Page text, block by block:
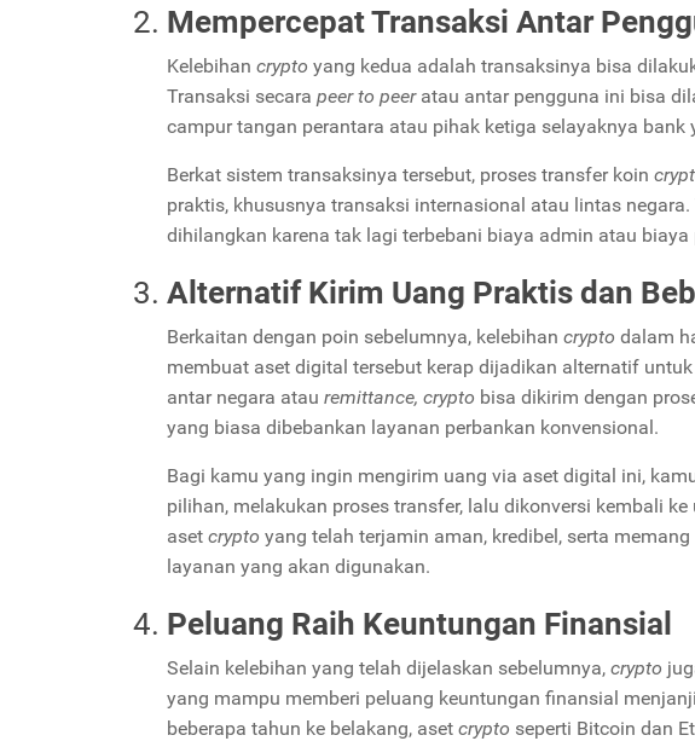
Mempercepat Transaksi Antar
Kelebihan crypto yang kedua adalah transaksinya bisa
Transaksi secara peer to peer atau antar pengguna ini bisa
campur tangan perantara atau pihak ketiga selayaknya
Berkat sistem transaksinya tersebut, proses transfer koin
praktis, khususnya transaksi internasional atau lintas
dihilangkan karena tak lagi terbebani biaya admin atau biaya
Alternatif Kirim Uang Praktis dan
Berkaitan dengan poin sebelumnya, kelebihan crypto dalam
membuat aset digital tersebut kerap dijadikan alternatif
antar negara atau remittance, crypto bisa dikirim dengan
yang biasa dibebankan layanan perbankan konvensional.
Bagi kamu yang ingin mengirim uang via aset digital ini,
pilihan, melakukan proses transfer, lalu dikonversi kembali
aset crypto yang telah terjamin aman, kredibel, serta
layanan yang akan digunakan.
Peluang Raih Keuntungan Finansial
Selain kelebihan yang telah dijelaskan sebelumnya, crypto
yang mampu memberi peluang keuntungan finansial
beberapa tahun ke belakang, aset crypto seperti Bitcoin dan